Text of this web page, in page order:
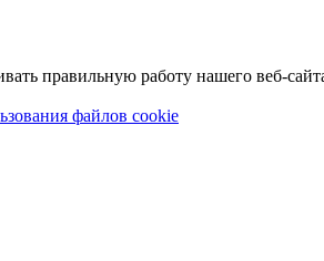
правильную работу нашего веб-
файлов cookie